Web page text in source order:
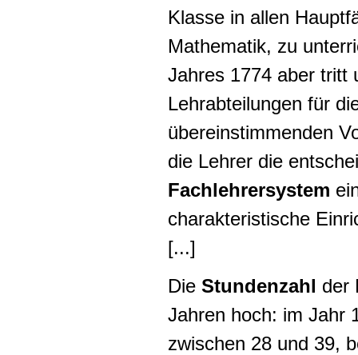
Klasse in allen
Mathematik, zu
Jahres 1774 aber tritt
Lehrabteilungen für
übereinstimmenden
die Lehrer die
Fachlehrersystem
charakteristische
[...]
Die Stundenzahl der
Jahren hoch: im Jahr
zwischen 28 und 39,